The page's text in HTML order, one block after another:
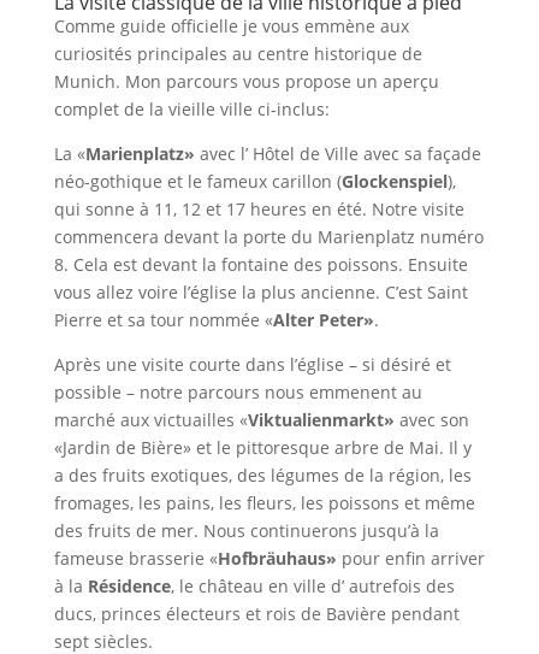
Comme guide officielle je vous emmène aux
curiosités principales au centre historique de
Munich. Mon parcours vous propose un aperçu
complet de la vieille ville ci-inclus:
La «Marienplatz» avec l’ Hôtel de Ville avec sa façade
néo-gothique et le fameux carillon (Glockenspiel),
qui sonne à 11, 12 et 17 heures en été. Notre visite
commencera devant la porte du Marienplatz numéro
8. Cela est devant la fontaine des poissons. Ensuite
vous allez voire l’église la plus ancienne. C’est Saint
Pierre et sa tour nommée «Alter Peter».
Après une visite courte dans l’église – si désiré et
possible – notre parcours nous emmenent au
marché aux victuailles «Viktualienmarkt» avec son
«Jardin de Bière» et le pittoresque arbre de Mai. Il y
a des fruits exotiques, des légumes de la région, les
fromages, les pains, les fleurs, les poissons et même
des fruits de mer. Nous continuerons jusqu’à la
fameuse brasserie «Hofbräuhaus» pour enfin arriver
à la Résidence, le château en ville d’ autrefois des
ducs, princes électeurs et rois de Bavière pendant
sept siècles.